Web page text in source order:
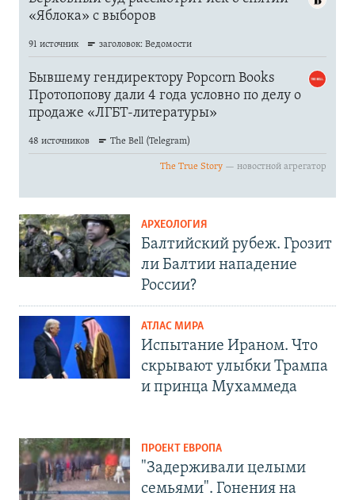
АРХЕОЛОГИЯ
Балтийский рубеж. Грозит
ли Балтии нападение
России?
АТЛАС МИРА
Испытание Ираном. Что
скрывают улыбки Трампа
и принца Мухаммеда
ПРОЕКТ ЕВРОПА
"Задерживали целыми
семьями". Гонения на